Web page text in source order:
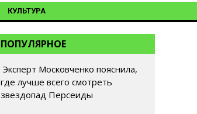
КУЛЬТУРА
ПОПУЛЯРНОЕ
Эксперт Московченко пояснила,
где лучше всего смотреть
звездопад Персеиды